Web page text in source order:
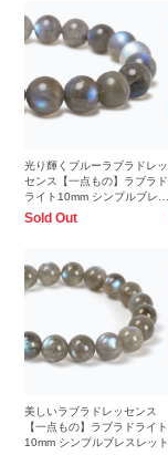
光り輝くブルーラブラドレッ
センス【一点もの】ラブラド
ライト10mm シンプルブレス
レット
Sold Out
美しいラブラドレッセンス
【一点もの】ラブラドライト
10mm シンプルブレスレット